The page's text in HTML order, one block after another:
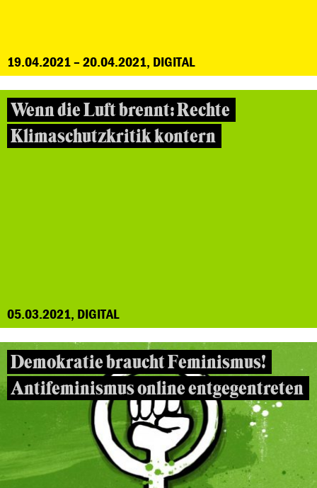
19.04.2021 – 20.04.2021, DIGITAL
Wenn die Luft brennt: Rechte
Klimaschutzkritik kontern
05.03.2021, DIGITAL
Demokratie braucht Feminismus!
Antifeminismus online entgegentreten